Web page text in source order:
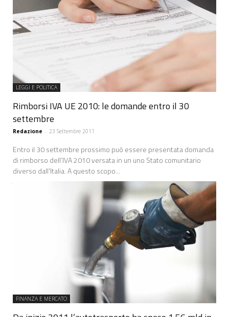
LEGGI E POLITICA
Rimborsi IVA UE 2010: le domande entro il 30
settembre
Redazione - 23 Settembre 2011
Entro il 30 settembre prossimo può essere presentata domanda
di rimborso dell’IVA 2010 versata in un uno Stato comunitario
diverso dall'Italia. A questo scopo...
FINANZA E MERCATO